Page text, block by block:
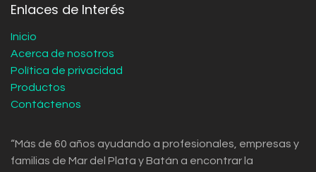
Enlaces de Interés
Inicio
Acerca de nosotros
Política de privacidad
Productos
Contáctenos
“Más de 60 años ayudando a profesionales, empresas y
familias de Mar del Plata y Batán a encontrar la